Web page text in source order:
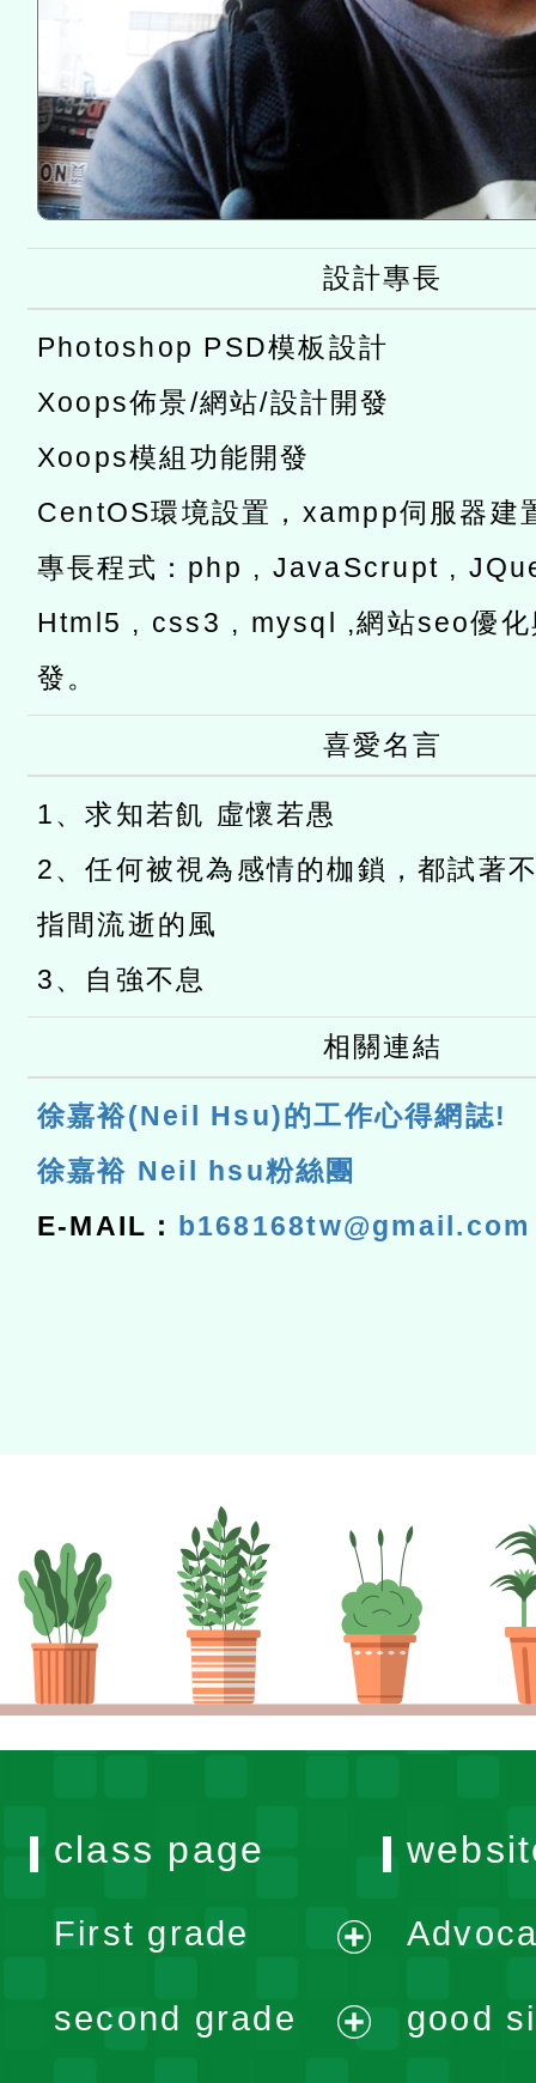
設計專長
Photoshop PSD模板設計
Xoops佈景/網站/設計開發
Xoops模組功能開發
CentOS環境設置，xampp伺服器建
專長程式：php , JavaScrupt ,
Html5 , css3 , mysql ,網站seo優化
發。
喜愛名言
1、求知若飢 虛懷若愚
2、任何被視為感情的枷鎖，都試著
指間流逝的風
3、自強不息
相關連結
徐嘉裕(Neil Hsu)的工作心得網誌!
徐嘉裕 Neil hsu粉絲團
E-MAIL： b168168tw@gmail.com
class page
First grade
menu
second grade
good